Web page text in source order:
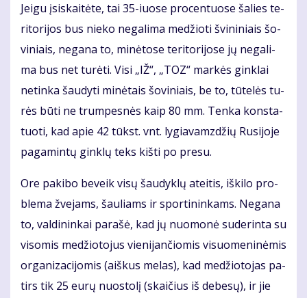
Jei­gu įsi­skai­tė­te, tai 35-iuo­se pro­cen­tuo­se ša­lies te­
ri­to­ri­jos bus nie­ko ne­ga­li­ma me­džio­ti švi­ni­niais šo­
vi­niais, ne­ga­na to, mi­nė­to­se te­ri­to­ri­jo­se jų ne­ga­li­
ma bus net tu­rė­ti. Vi­si „IŽ“, „TOZ“ mar­kės gin­klai
ne­tin­ka šau­dy­ti mi­nė­tais šo­vi­niais, be to, tū­te­lės tu­
rės bū­ti ne trum­pes­nės kaip 80 mm. Ten­ka kon­sta­
tuo­ti, kad apie 42 tūkst. vnt. ly­gia­vamz­džių Ru­si­jo­je
pa­ga­min­tų gin­klų teks kiš­ti po pre­su.
Ore pa­ki­bo be­veik vi­sų šau­dyk­lų at­ei­tis, iš­ki­lo pro­
ble­ma žve­jams, šau­liams ir spor­ti­nin­kams. Ne­ga­na
to, val­di­nin­kai pa­ra­šė, kad jų nuo­mo­nė su­de­rin­ta su
vi­so­mis me­džio­to­jus vie­ni­jan­čio­mis vi­suo­me­ni­nė­mis
or­ga­ni­za­ci­jo­mis (aiš­kus me­las), kad me­džio­to­jas pa­
tirs tik 25 eu­rų nuos­to­lį (skai­čius iš de­be­sų), ir jie